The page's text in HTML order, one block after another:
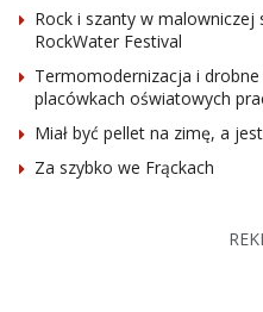
Rock i szanty w malowniczej
RockWater Festival
Termomodernizacja i
placówkach oświatowych
Miał być pellet na zimę, a
Za szybko we Frąckach